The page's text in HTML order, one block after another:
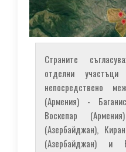
Страните
отделни
непосредствено
(Армения) -
Воскепар
(Азербайджан),
(Азербайджан) и